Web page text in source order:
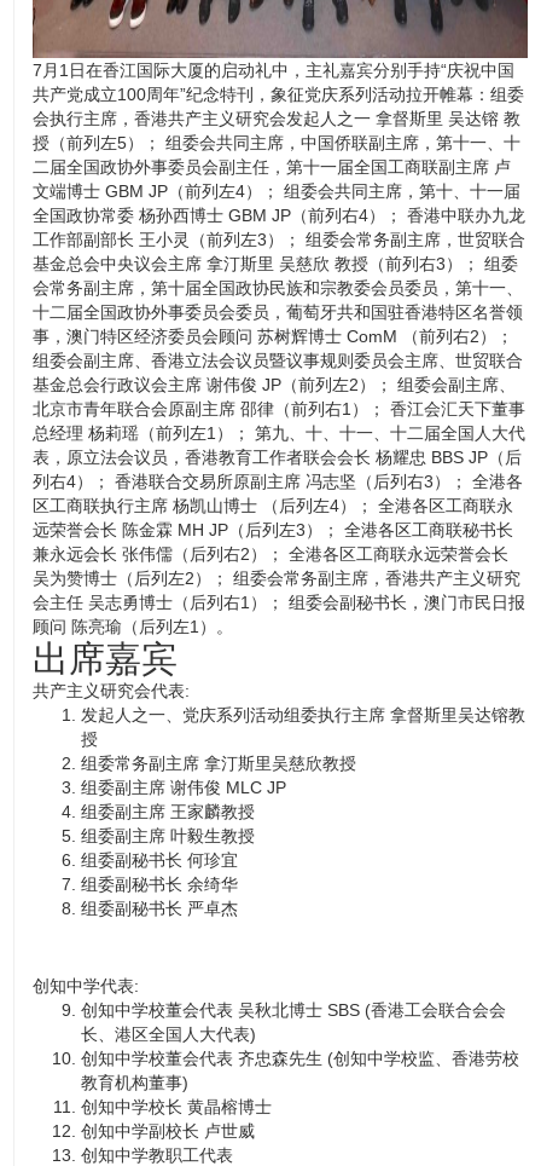
7月1日在香江国际大厦的启动礼中，主礼嘉宾分别手持“庆祝中国
共产党成立100周年”纪念特刊，象征党庆系列活动拉开帷幕：组委
会执行主席，香港共产主义研究会发起人之一 拿督斯里 吴达镕 教
授（前列左5）； 组委会共同主席，中国侨联副主席，第十一、十
二届全国政协外事委员会副主任，第十一届全国工商联副主席 卢
文端博士 GBM JP（前列左4）； 组委会共同主席，第十、十一届
全国政协常委 杨孙西博士 GBM JP（前列右4）； 香港中联办九龙
工作部副部长 王小灵（前列左3）； 组委会常务副主席，世贸联合
基金总会中央议会主席 拿汀斯里 吴慈欣 教授（前列右3）； 组委
会常务副主席，第十届全国政协民族和宗教委会员委员，第十一、
十二届全国政协外事委员会委员，葡萄牙共和国驻香港特区名誉领
事，澳门特区经济委员会顾问 苏树辉博士 ComM （前列右2）；
组委会副主席、香港立法会议员暨议事规则委员会主席、世贸联合
基金总会行政议会主席 谢伟俊 JP（前列左2）； 组委会副主席、
北京市青年联合会原副主席 邵律（前列右1）； 香江会汇天下董事
总经理 杨莉瑶（前列左1）； 第九、十、十一、十二届全国人大代
表，原立法会议员，香港教育工作者联会会长 杨耀忠 BBS JP（后
列右4）； 香港联合交易所原副主席 冯志坚（后列右3）； 全港各
区工商联执行主席 杨凯山博士 （后列左4）； 全港各区工商联永
远荣誉会长 陈金霖 MH JP（后列左3）； 全港各区工商联秘书长
兼永远会长 张伟儒（后列右2）； 全港各区工商联永远荣誉会长
吴为赞博士（后列左2）； 组委会常务副主席，香港共产主义研究
会主任 吴志勇博士（后列右1）； 组委会副秘书长，澳门市民日报
顾问 陈亮瑜（后列左1）。
出席嘉宾
共产主义研究会代表:
发起人之一、党庆系列活动组委执行主席 拿督斯里吴达镕教
授
组委常务副主席 拿汀斯里吴慈欣教授
组委副主席 谢伟俊 MLC JP
组委副主席 王家麟教授
组委副主席 叶毅生教授
组委副秘书长 何珍宜
组委副秘书长 余绮华
组委副秘书长 严卓杰
创知中学代表:
创知中学校董会代表 吴秋北博士 SBS (香港工会联合会会
长、港区全国人大代表)
创知中学校董会代表 齐忠森先生 (创知中学校监、香港劳校
教育机构董事)
创知中学校长 黄晶榕博士
创知中学副校长 卢世威
创知中学教职工代表